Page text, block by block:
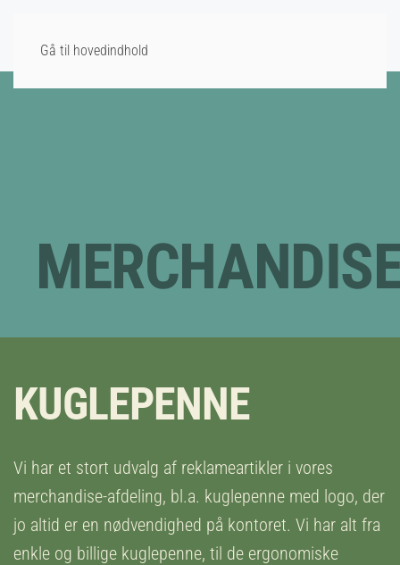
Gå til hovedindhold
KUGLEPENNE
Vi har et stort udvalg af reklameartikler i vores
merchandise-afdeling, bl.a. kuglepenne med logo, der
jo altid er en nødvendighed på kontoret. Vi har alt fra
enkle og billige kuglepenne, til de ergonomiske